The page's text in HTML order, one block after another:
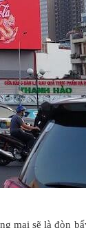
mại sẽ là đòn